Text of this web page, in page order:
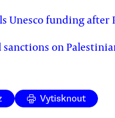
Unesco funding
on
Vytisknout